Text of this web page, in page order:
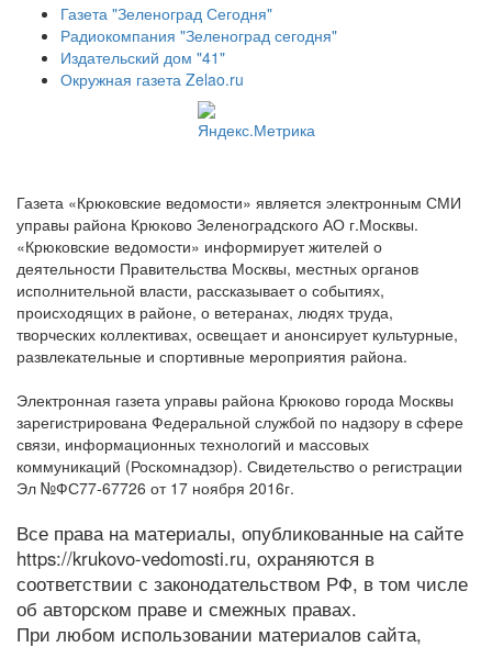
Газета "Зеленоград Сегодня"
Радиокомпания "Зеленоград сегодня"
Издательский дом "41"
Окружная газета Zelao.ru
Газета «Крюковские ведомости» является электронным СМИ
управы района Крюково Зеленоградского АО г.Москвы.
«Крюковские ведомости» информирует жителей о
деятельности Правительства Москвы, местных органов
исполнительной власти, рассказывает о событиях,
происходящих в районе, о ветеранах, людях труда,
творческих коллективах, освещает и анонсирует культурные,
развлекательные и спортивные мероприятия района.
Электронная газета управы района Крюково города Москвы
зарегистрирована Федеральной службой по надзору в сфере
связи, информационных технологий и массовых
коммуникаций (Роскомнадзор). Свидетельство о регистрации
Эл №ФС77-67726 от 17 ноября 2016г.
Все права на материалы, опубликованные на сайте
https://krukovo-vedomosti.ru, охраняются в
соответствии с законодательством РФ, в том числе
об авторском праве и смежных правах.
При любом использовании материалов сайта,